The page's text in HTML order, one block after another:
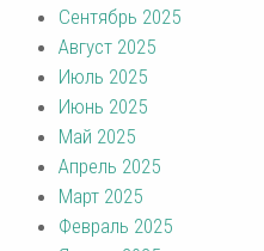
Сентябрь 2025
Август 2025
Июль 2025
Июнь 2025
Май 2025
Апрель 2025
Март 2025
Февраль 2025